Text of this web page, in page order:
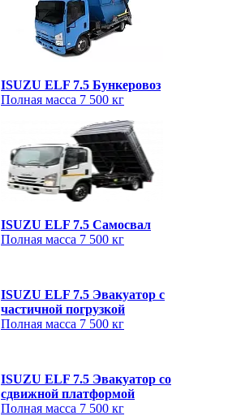
ISUZU ELF 7.5 Бункеровоз
Полная масса 7 500 кг
ISUZU ELF 7.5 Cамосвал
Полная масса 7 500 кг
ISUZU ELF 7.5 Эвакуатор c
частичной погрузкой
Полная масса 7 500 кг
ISUZU ELF 7.5 Эвакуатор cо
сдвижной платформой
Полная масса 7 500 кг